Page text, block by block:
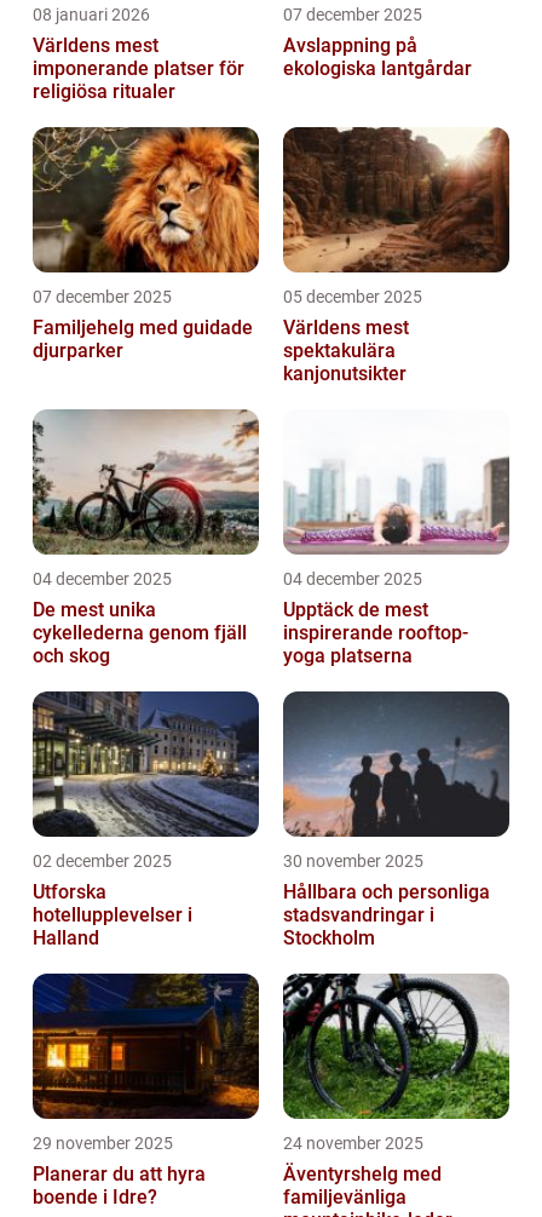
08 januari 2026
Världens mest
imponerande platser för
religiösa ritualer
07 december 2025
Avslappning på
ekologiska lantgårdar
07 december 2025
Familjehelg med guidade
djurparker
05 december 2025
Världens mest
spektakulära
kanjonutsikter
04 december 2025
De mest unika
cykellederna genom fjäll
och skog
04 december 2025
Upptäck de mest
inspirerande rooftop-
yoga platserna
02 december 2025
Utforska
hotellupplevelser i
Halland
30 november 2025
Hållbara och personliga
stadsvandringar i
Stockholm
29 november 2025
Planerar du att hyra
boende i Idre?
24 november 2025
Äventyrshelg med
familjevänliga